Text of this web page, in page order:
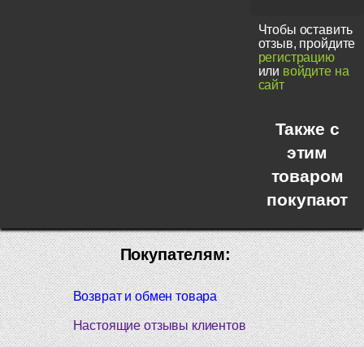
Чтобы оставить
отзыв, пройдите
регистрацию
или войдите на
сайт
Также с
этим
товаром
покупают
Покупателям:
Возврат и обмен товара
Настоящие отзывы клиентов